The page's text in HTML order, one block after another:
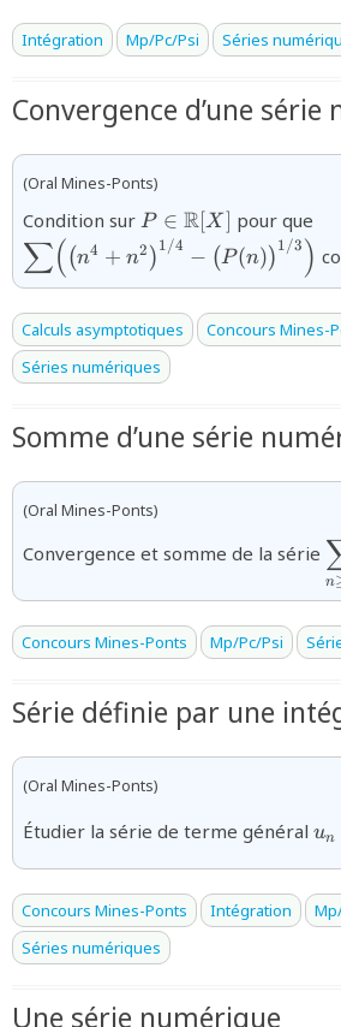
Intégration Mp/Pc/Psi Séries
Convergence d’une série
(Oral Mines-Ponts)
Condition sur {P\in\mathbb{R}
[X]}
P ∈ R[X ] pour que
∑((n4 + n2 ) 1/4 − (P(n)) 1/3 )
Calculs asymptotiques Concours Mines-
Séries numériques
Somme d’une série
(Oral Mines-Ponts)
Convergence et somme de la série
n
Concours Mines-Ponts Mp/Pc/Psi
Série définie par une
(Oral Mines-Ponts)
Étudier la série de terme général un
Concours Mines-Ponts Intégration
Séries numériques
Une série numérique